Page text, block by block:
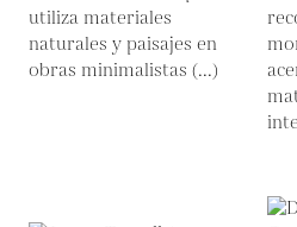
utiliza materiales
naturales y paisajes en
obras minimalistas (...)